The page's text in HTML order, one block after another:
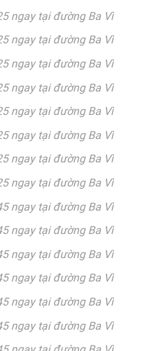
ngay tại đường Ba Vì
ngay tại đường Ba Vì
ngay tại đường Ba Vì
ngay tại đường Ba Vì
ngay tại đường Ba Vì
ngay tại đường Ba Vì
ngay tại đường Ba Vì
ngay tại đường Ba Vì
ngay tại đường Ba Vì
ngay tại đường Ba Vì
ngay tại đường Ba Vì
ngay tại đường Ba Vì
ngay tại đường Ba Vì
ngay tại đường Ba Vì